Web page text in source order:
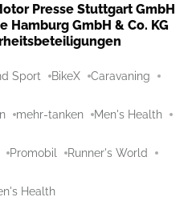
Presse Stuttgart GmbH
Hamburg GmbH & Co. KG
Sport BikeX Caravaning
mehr-tanken Men's Health
Promobil Runner's World
Health